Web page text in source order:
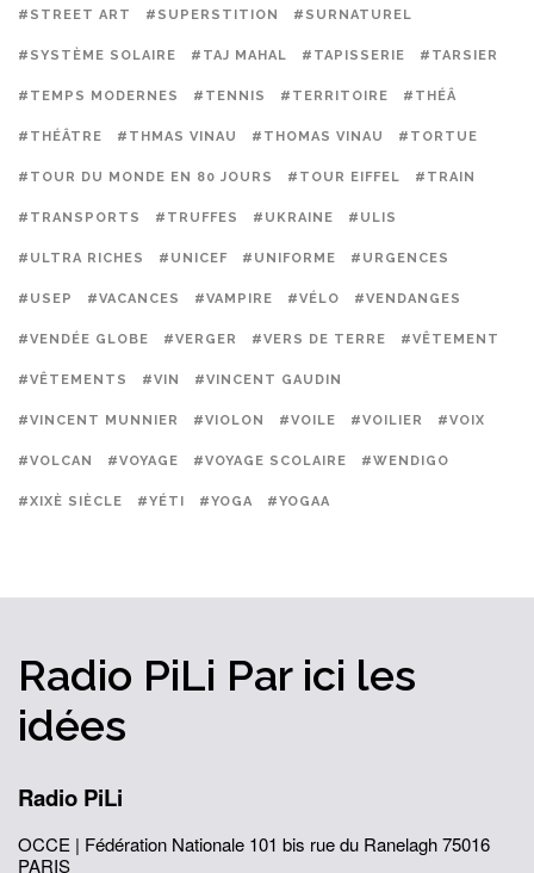
#STREET ART #SUPERSTITION #SURNATUREL
#SYSTÈME SOLAIRE #TAJ MAHAL #TAPISSERIE #TARSIER
#TEMPS MODERNES #TENNIS #TERRITOIRE #THÉÂ
#THÉÂTRE #THMAS VINAU #THOMAS VINAU #TORTUE
#TOUR DU MONDE EN 80 JOURS #TOUR EIFFEL #TRAIN
#TRANSPORTS #TRUFFES #UKRAINE #ULIS
#ULTRA RICHES #UNICEF #UNIFORME #URGENCES
#USEP #VACANCES #VAMPIRE #VÉLO #VENDANGES
#VENDÉE GLOBE #VERGER #VERS DE TERRE #VÊTEMENT
#VÊTEMENTS #VIN #VINCENT GAUDIN
#VINCENT MUNNIER #VIOLON #VOILE #VOILIER #VOIX
#VOLCAN #VOYAGE #VOYAGE SCOLAIRE #WENDIGO
#XIXÈ SIÈCLE #YÉTI #YOGA #YOGAA
Radio PiLi Par ici les
idées
Radio PiLi
OCCE | Fédération Nationale 101 bis rue du Ranelagh75016
PARIS